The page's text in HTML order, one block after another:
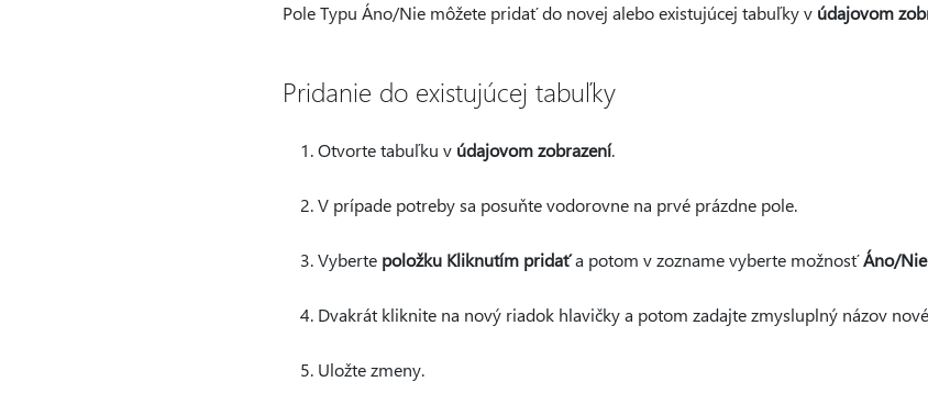
Pole Typu Áno/Nie môžete pridať do novej alebo existujúcej tabuľky v údajovom
Pridanie do existujúcej tabuľky
Otvorte tabuľku v údajovom zobrazení.
V prípade potreby sa posuňte vodorovne na prvé prázdne pole.
Vyberte položku Kliknutím pridaťa potom v zozname vyberte možnosťÁno/Nie
Dvakrát kliknite na nový riadok hlavičky a potom zadajte zmysluplný názov
Uložte zmeny.